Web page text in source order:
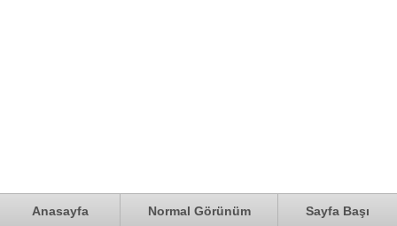
Anasayfa Normal Görünüm Sayfa Başı